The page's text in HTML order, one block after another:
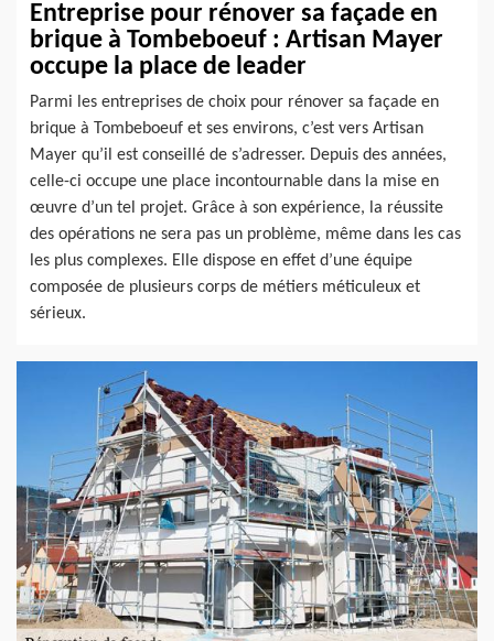
Entreprise pour rénover sa façade en
brique à Tombeboeuf : Artisan Mayer
occupe la place de leader
Parmi les entreprises de choix pour rénover sa façade en
brique à Tombeboeuf et ses environs, c’est vers Artisan
Mayer qu’il est conseillé de s’adresser. Depuis des années,
celle-ci occupe une place incontournable dans la mise en
œuvre d’un tel projet. Grâce à son expérience, la réussite
des opérations ne sera pas un problème, même dans les cas
les plus complexes. Elle dispose en effet d’une équipe
composée de plusieurs corps de métiers méticuleux et
sérieux.